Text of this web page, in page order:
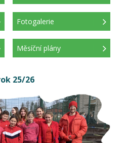
Fotogalerie
Měsíční plány
25/26